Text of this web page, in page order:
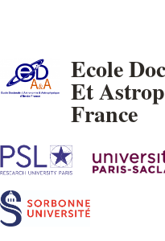
Ecole
Et
France